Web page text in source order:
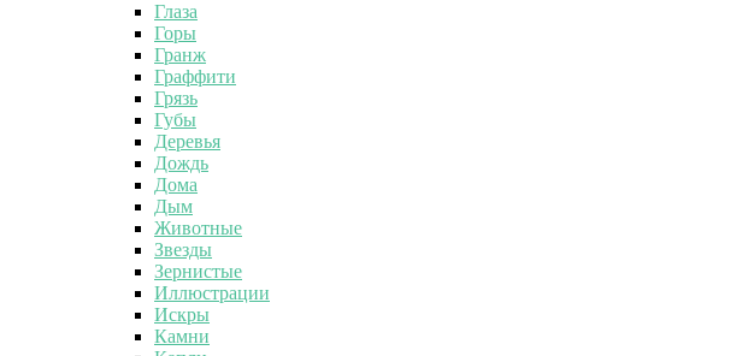
Глаза
Горы
Гранж
Граффити
Грязь
Губы
Деревья
Дождь
Дома
Дым
Животные
Звезды
Зернистые
Иллюстрации
Искры
Камни